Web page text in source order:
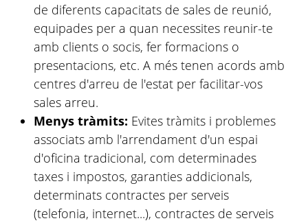
de diferents capacitats de sales de reunió,
equipades per a quan necessites reunir-te
amb clients o socis, fer formacions o
presentacions, etc. A més tenen acords amb
centres d'arreu de l'estat per facilitar-vos
sales arreu.
Menys tràmits: Evites tràmits i problemes
associats amb l'arrendament d'un espai
d'oficina tradicional, com determinades
taxes i impostos, garanties addicionals,
determinats contractes per serveis
(telefonia, internet...), contractes de serveis